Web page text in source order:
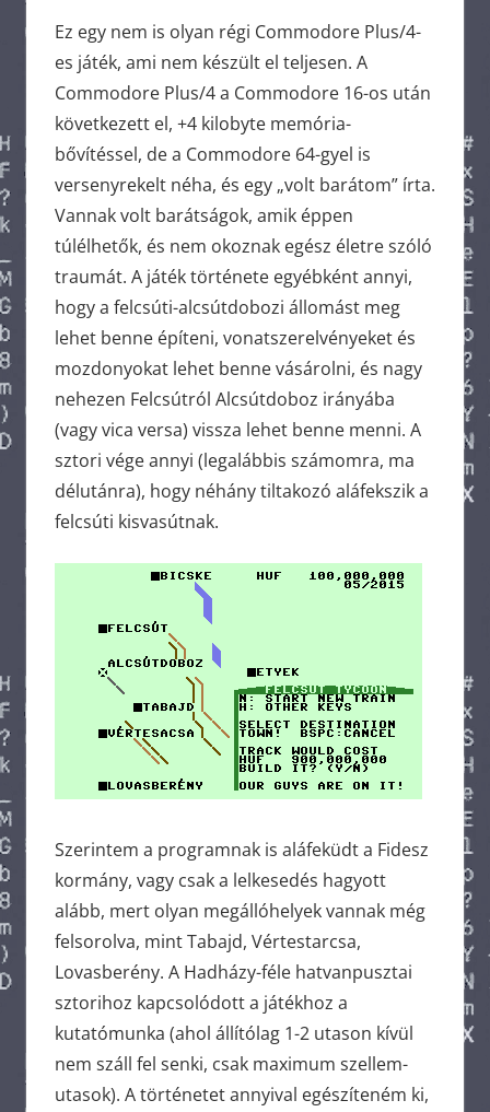
Ez egy nem is olyan régi Commodore Plus/4-
es játék, ami nem készült el teljesen. A
Commodore Plus/4 a Commodore 16-os után
következett el, +4 kilobyte memória-
bővítéssel, de a Commodore 64-gyel is
versenyrekelt néha, és egy „volt barátom” írta.
Vannak volt barátságok, amik éppen
túlélhetők, és nem okoznak egész életre szóló
traumát. A játék története egyébként annyi,
hogy a felcsúti-alcsútdobozi állomást meg
lehet benne építeni, vonatszerelvényeket és
mozdonyokat lehet benne vásárolni, és nagy
nehezen Felcsútról Alcsútdoboz irányába
(vagy vica versa) vissza lehet benne menni. A
sztori vége annyi (legalábbis számomra, ma
délutánra), hogy néhány tiltakozó aláfekszik a
felcsúti kisvasútnak.
Szerintem a programnak is aláfeküdt a Fidesz
kormány, vagy csak a lelkesedés hagyott
alább, mert olyan megállóhelyek vannak még
felsorolva, mint Tabajd, Vértestarcsa,
Lovasberény. A Hadházy-féle hatvanpusztai
sztorihoz kapcsolódott a játékhoz a
kutatómunka (ahol állítólag 1-2 utason kívül
nem száll fel senki, csak maximum szellem-
utasok). A történetet annyival egészíteném ki,